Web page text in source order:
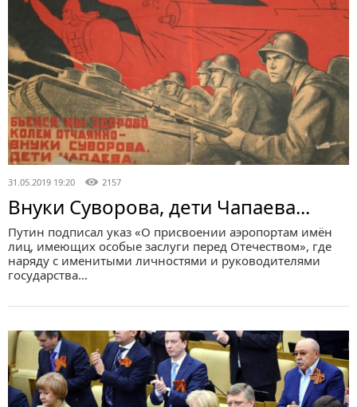
31.05.2019 19:20 2157
Внуки Суворова, дети Чапаева...
Путин подписал указ «О присвоении аэропортам имён
лиц, имеющих особые заслуги перед Отечеством», где
наряду с именитыми личностями и руководителями
государства…